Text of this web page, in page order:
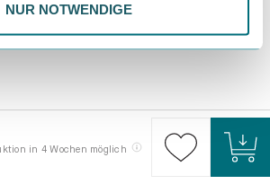
NUR NOTWENDIGE
in 4 Wochen möglich